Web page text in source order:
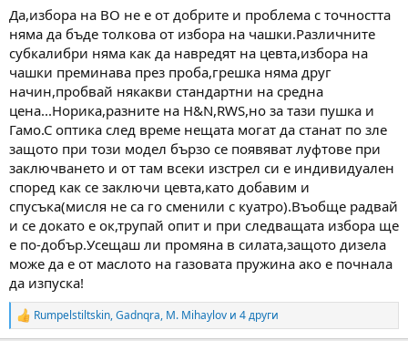
Да,избора на ВО не е от добрите и проблема с точността
няма да бъде толкова от избора на чашки.Различните
субкалибри няма как да навредят на цевта,избора на
чашки преминава през проба,грешка няма друг
начин,пробвай някакви стандартни на средна
цена...Норика,разните на H&N,RWS,но за тази пушка и
Гамо.С оптика след време нещата могат да станат по зле
защото при този модел бързо се появяват луфтове при
заключването и от там всеки изстрел си е индивидуален
според как се заключи цевта,като добавим и
спусъка(мисля не са го сменили с куатро).Въобще радвай
и се докато е ок,трупай опит и при следващата избора ще
е по-добър.Усещаш ли промяна в силата,защото дизела
може да е от маслото на газовата пружина ако е почнала
да изпуска!
R
e
Rumpelstiltskin,Gadnqra, M. Mihaylov и 4 други